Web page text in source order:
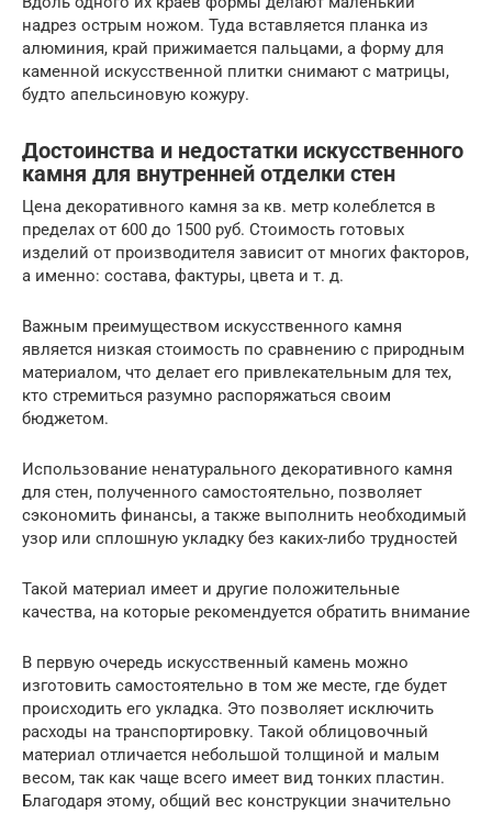
надрез острым ножом. Туда вставляется планка из
алюминия, край прижимается пальцами, а форму для
каменной искусственной плитки снимают с матрицы,
будто апельсиновую кожуру.
Достоинства и недостатки искусственного
камня для внутренней отделки стен
Цена декоративного камня за кв. метр колеблется в
пределах от 600 до 1500 руб. Стоимость готовых
изделий от производителя зависит от многих факторов,
а именно: состава, фактуры, цвета и т. д.
Важным преимуществом искусственного камня
является низкая стоимость по сравнению с природным
материалом, что делает его привлекательным для тех,
кто стремиться разумно распоряжаться своим
бюджетом.
Использование ненатурального декоративного камня
для стен, полученного самостоятельно, позволяет
сэкономить финансы, а также выполнить необходимый
узор или сплошную укладку без каких-либо трудностей
Такой материал имеет и другие положительные
качества, на которые рекомендуется обратить внимание
В первую очередь искусственный камень можно
изготовить самостоятельно в том же месте, где будет
происходить его укладка. Это позволяет исключить
расходы на транспортировку. Такой облицовочный
материал отличается небольшой толщиной и малым
весом, так как чаще всего имеет вид тонких пластин.
Благодаря этому, общий вес конструкции значительно